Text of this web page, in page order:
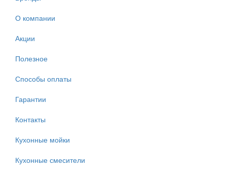
О компании
Акции
Полезное
Способы оплаты
Гарантии
Контакты
Кухонные мойки
Кухонные смесители